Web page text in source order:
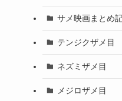
サメ映画まとめ
テンジクザメ目
ネズミザメ目
メジロザメ目